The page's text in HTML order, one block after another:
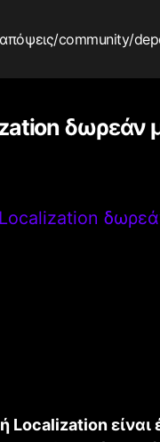
/community/
δωρεάν
Localization